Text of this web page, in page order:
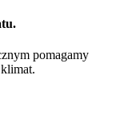
pomagamy